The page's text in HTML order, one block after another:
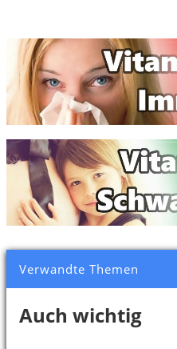
Verwandte Themen
Auch wichtig